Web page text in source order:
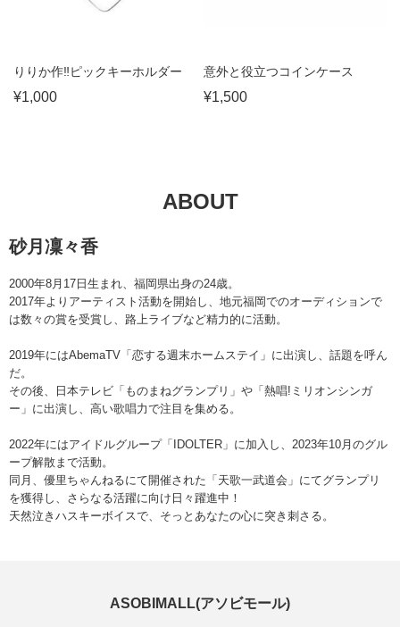
りりか作‼︎ピックキーホルダー
¥1,000
意外と役立つコインケース
¥1,500
ABOUT
ASOBIMALL(アソビモール)